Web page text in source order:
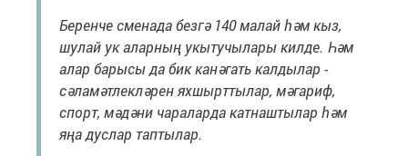
Беренче сменада безгә 140 малай һәм кыз,
шулай ук аларның укытучылары килде. Һәм
алар барысы да бик канәгать калдылар -
сәламәтлекләрен яхшырттылар, мәгариф,
спорт, мәдәни чараларда катнаштылар һәм
яңа дуслар таптылар.